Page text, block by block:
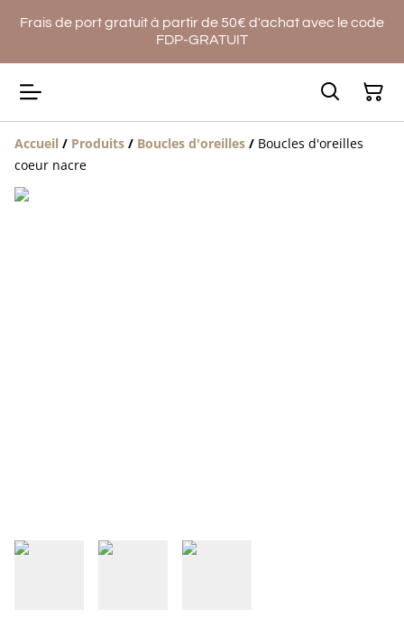
Frais de port gratuit à partir de 50€ d'achat avec le code
FDP-GRATUIT
Accueil / Produits / Boucles d'oreilles / Boucles d'oreilles
coeur nacre